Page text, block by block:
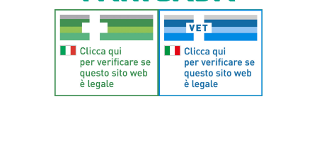
Aggiungi al carrello